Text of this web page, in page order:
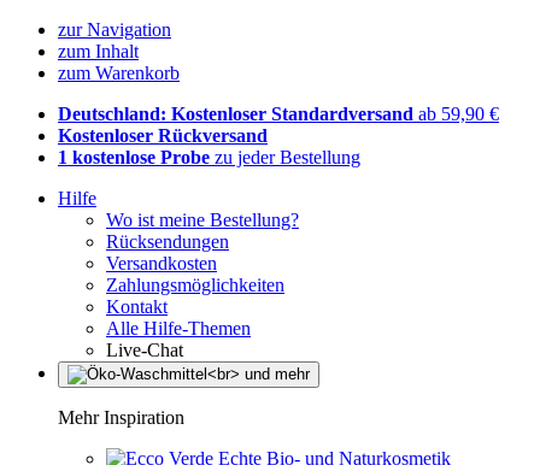
zur Navigation
zum Inhalt
zum Warenkorb
Deutschland: Kostenloser Standardversand ab 59,90 €
Kostenloser Rückversand
1 kostenlose Probe zu jeder Bestellung
Hilfe
Wo ist meine Bestellung?
Rücksendungen
Versandkosten
Zahlungsmöglichkeiten
Kontakt
Alle Hilfe-Themen
Live-Chat
Mehr Inspiration
Echte Bio- und Naturkosmetik